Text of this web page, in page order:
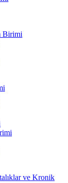
Birimi
ve Kronik